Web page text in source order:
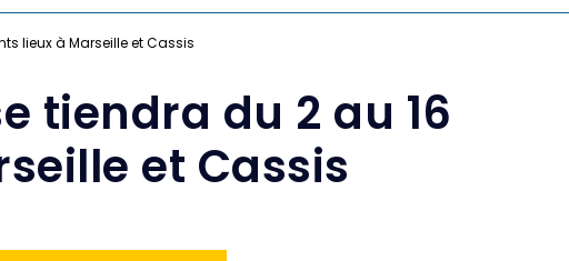
lieux à Marseille et Cassis
tiendra du 2 au 16
et Cassis